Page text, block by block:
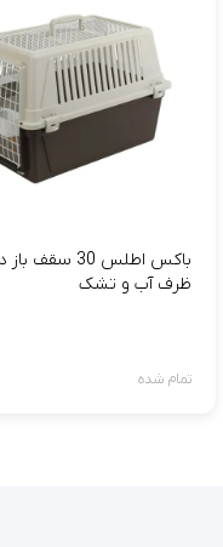
باکس اطلس 30 سقف
ظرف آب و تشک
تمام شده